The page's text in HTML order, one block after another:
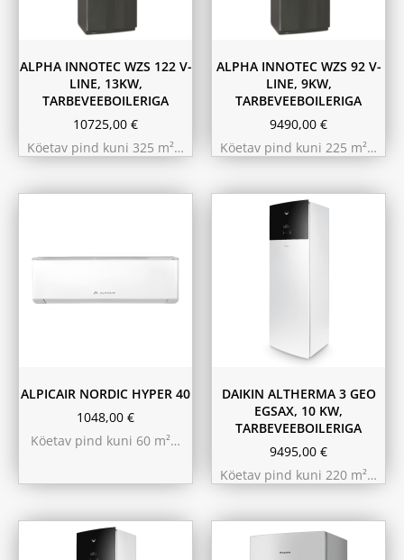
ALPHA INNOTEC WZS 122 V-
LINE, 13KW,
TARBEVEEBOILERIGA
10725,00 €
Köetav pind kuni 325 m²…
ALPHA INNOTEC WZS 92 V-
LINE, 9KW,
TARBEVEEBOILERIGA
9490,00 €
Köetav pind kuni 225 m²…
ALPICAIR NORDIC HYPER 40
1048,00 €
Köetav pind kuni 60 m²…
DAIKIN ALTHERMA 3 GEO
EGSAX, 10 KW,
TARBEVEEBOILERIGA
9495,00 €
Köetav pind kuni 220 m²…